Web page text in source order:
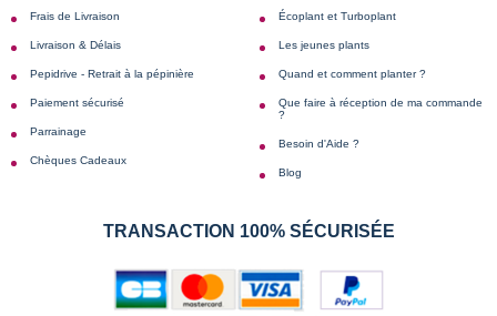
Frais de Livraison
Livraison & Délais
Pepidrive - Retrait à la pépinière
Paiement sécurisé
Parrainage
Chèques Cadeaux
Écoplant et Turboplant
Les jeunes plants
Quand et comment planter ?
Que faire à réception de ma commande
?
Besoin d'Aide ?
Blog
TRANSACTION 100% SÉCURISÉE